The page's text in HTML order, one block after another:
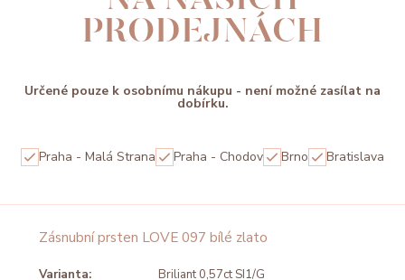
PRODEJNÁCH
Určené pouze k osobnímu nákupu - není možné zasílat na
dobírku.
Praha - Malá Strana Praha - Chodov Brno Bratislava
Zásnubní prsten LOVE 097 bílé zlato
Varianta:
Briliant 0,57ct SI1/G